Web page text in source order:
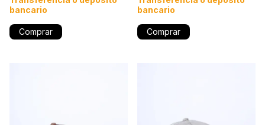
bancario
Comprar
bancario
Comprar